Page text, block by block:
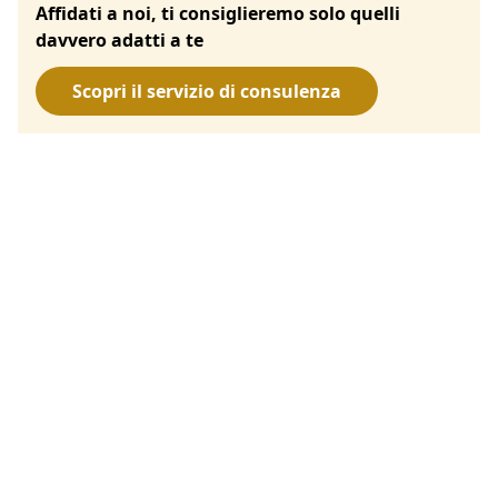
Affidati a noi, ti consiglieremo solo quelli
davvero adatti a te
Scopri il servizio di consulenza